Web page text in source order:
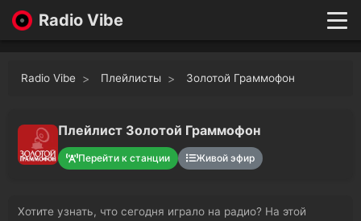
Radio Vibe
Top 100
Favorites
Radio Vibe Плейлисты Золотой Граммофон
Плейлист Золотой Граммофон
Перейти к станции Живой эфир
Хотите узнать, что сегодня играло на радио? На этой